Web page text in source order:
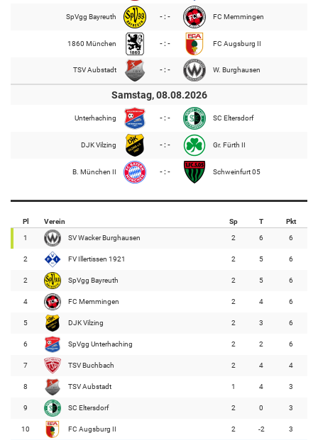
SpVgg Bayreuth - : - FC Memmingen
1860 München - : - FC Augsburg II
TSV Aubstadt - : - W. Burghausen
Samstag, 08.08.2026
Unterhaching - : - SC Eltersdorf
DJK Vilzing - : - Gr. Fürth II
B. München II - : - Schweinfurt 05
Pl Verein Sp T Pkt
1 SV Wacker Burghausen 2 6 6
2 FV Illertissen 1921 2 5 6
2 SpVgg Bayreuth 2 5 6
4 FC Memmingen 2 4 6
5 DJK Vilzing 2 3 6
6 SpVgg Unterhaching 2 2 6
7 TSV Buchbach 2 4 4
8 TSV Aubstadt 1 4 3
9 SC Eltersdorf 2 0 3
10 FC Augsburg II 2 -2 3